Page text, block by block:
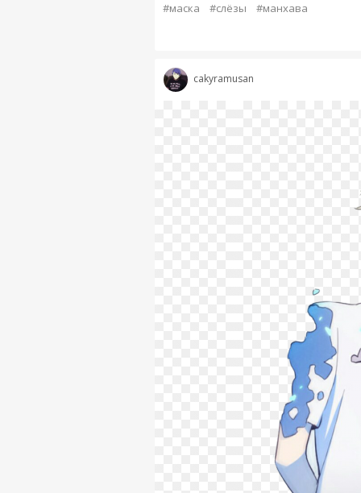
#маска #слёзы #манхава
cakyramusan